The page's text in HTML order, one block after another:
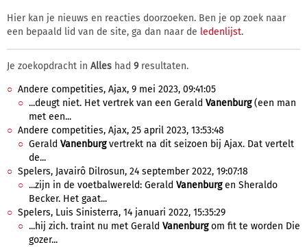
Hier kan je nieuws en reacties doorzoeken. Ben je op zoek naar
een bepaald lid van de site, ga dan naar de ledenlijst.
Je zoekopdracht in Alles had 9resultaten.
Andere competities, Ajax, 9 mei 2023, 09:41:05
...deugt niet. Het vertrek van een Gerald Vanenburg(een man
met een...
Andere competities, Ajax, 25 april 2023, 13:53:48
Gerald Vanenburgvertrekt na dit seizoen bij Ajax. Dat vertelt
de...
Spelers, Javairô Dilrosun, 24 september 2022, 19:07:18
...zijn in de voetbalwereld: Gerald Vanenburgen Sheraldo
Becker. Het gaat...
Spelers, Luis Sinisterra, 14 januari 2022, 15:35:29
...hij zich. traint nu met Gerald Vanenburgom fit te worden Die
gozer...